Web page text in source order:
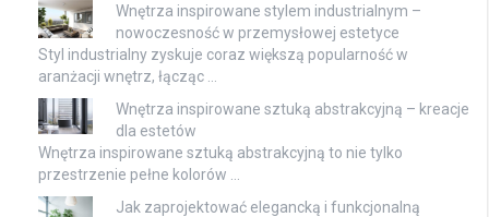
Wnętrza inspirowane stylem industrialnym –
nowoczesność w przemysłowej estetyce
Styl industrialny zyskuje coraz większą popularność w
aranżacji wnętrz, łącząc …
Wnętrza inspirowane sztuką abstrakcyjną – kreacje
dla estetów
Wnętrza inspirowane sztuką abstrakcyjną to nie tylko
przestrzenie pełne kolorów …
Jak zaprojektować elegancką i funkcjonalną